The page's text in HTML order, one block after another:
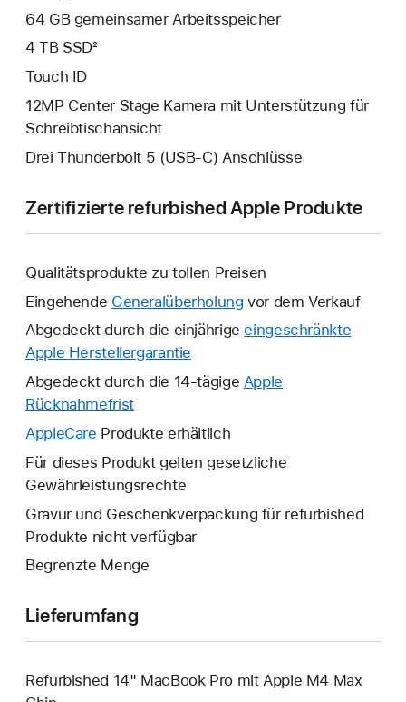
64 GB gemeinsamer Arbeitsspeicher
4 TB SSD²
Touch ID
12MP Center Stage Kamera mit Unterstützung für
Schreibtischansicht
Drei Thunderbolt 5 (USB‑C) Anschlüsse
Zertifizierte refurbished Apple Produkte
Qualitätsprodukte zu tollen Preisen
Eingehende Generalüberholung vor dem Verkauf
Abgedeckt durch die einjährige eingeschränkte
Apple Herstellergarantie
neues
geöffnet.
Abgedeckt durch die 14-tägige Apple
RücknahmefristEin
neues
wird
geöffnet.
AppleCare Ein
neues
Fenster
geöffnet.
Produkte erhältlich
Für dieses Produkt gelten gesetzliche
Gewährleistungsrechte
Gravur und Geschenkverpackung für refurbished
Produkte nicht verfügbar
Begrenzte Menge
Lieferumfang
Refurbished 14" MacBook Pro mit Apple M4 Max